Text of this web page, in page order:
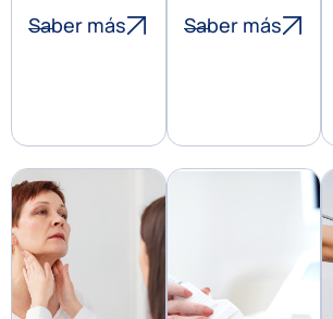
Saber más Saber más